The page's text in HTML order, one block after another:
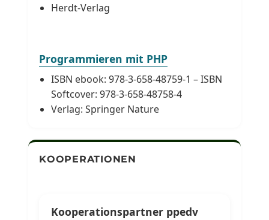
Herdt-Verlag
Programmieren mit PHP
ISBN ebook: 978-3-658-48759-1 – ISBN
Softcover: 978-3-658-48758-4
Verlag: Springer Nature
KOOPERATIONEN
Kooperationspartner ppedv